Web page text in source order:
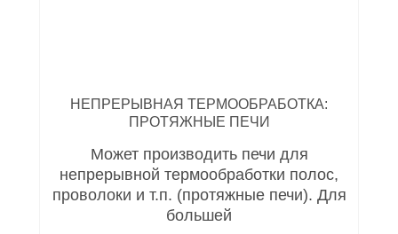
НЕПРЕРЫВНАЯ ТЕРМООБРАБОТКА:
ПРОТЯЖНЫЕ ПЕЧИ
Может производить печи для
непрерывной термообработки полос,
проволоки и т.п. (протяжные печи). Для
большей